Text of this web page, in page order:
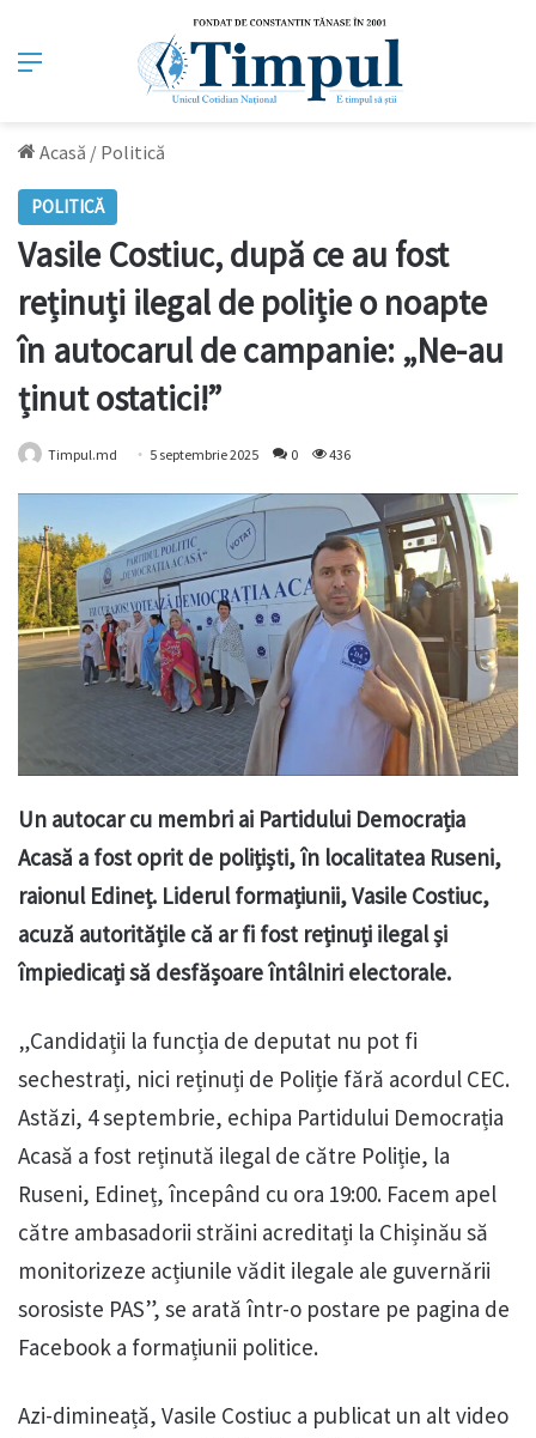
Meniu
Acasă / Politică
POLITICĂ
Vasile Costiuc, după ce au fost
reținuți ilegal de poliție o noapte
în autocarul de campanie: „Ne-au
ținut ostatici!”
Timpul.md 5 septembrie 2025 0 436
Un autocar cu membri ai Partidului Democrația
Acasă a fost oprit de polițiști, în localitatea Ruseni,
raionul Edineț. Liderul formațiunii, Vasile Costiuc,
acuză autoritățile că ar fi fost reținuți ilegal și
împiedicați să desfășoare întâlniri electorale.
„Candidații la funcția de deputat nu pot fi
sechestrați, nici reținuți de Poliție fără acordul CEC.
Astăzi, 4 septembrie, echipa Partidului Democrația
Acasă a fost reținută ilegal de către Poliție, la
Ruseni, Edineț, începând cu ora 19:00. Facem apel
către ambasadorii străini acreditați la Chișinău să
monitorizeze acțiunile vădit ilegale ale guvernării
sorosiste PAS”, se arată într-o postare pe pagina de
Facebook a formațiunii politice.
Azi-dimineață, Vasile Costiuc a publicat un alt video